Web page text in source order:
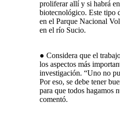
proliferar allí y si habrá
biotecnológico. Este tipo
en el Parque Nacional
en el río Sucio.
● Considera que el
los aspectos más
investigación. “Uno no
Por eso, se debe tener
para que todos hagamos
comentó.